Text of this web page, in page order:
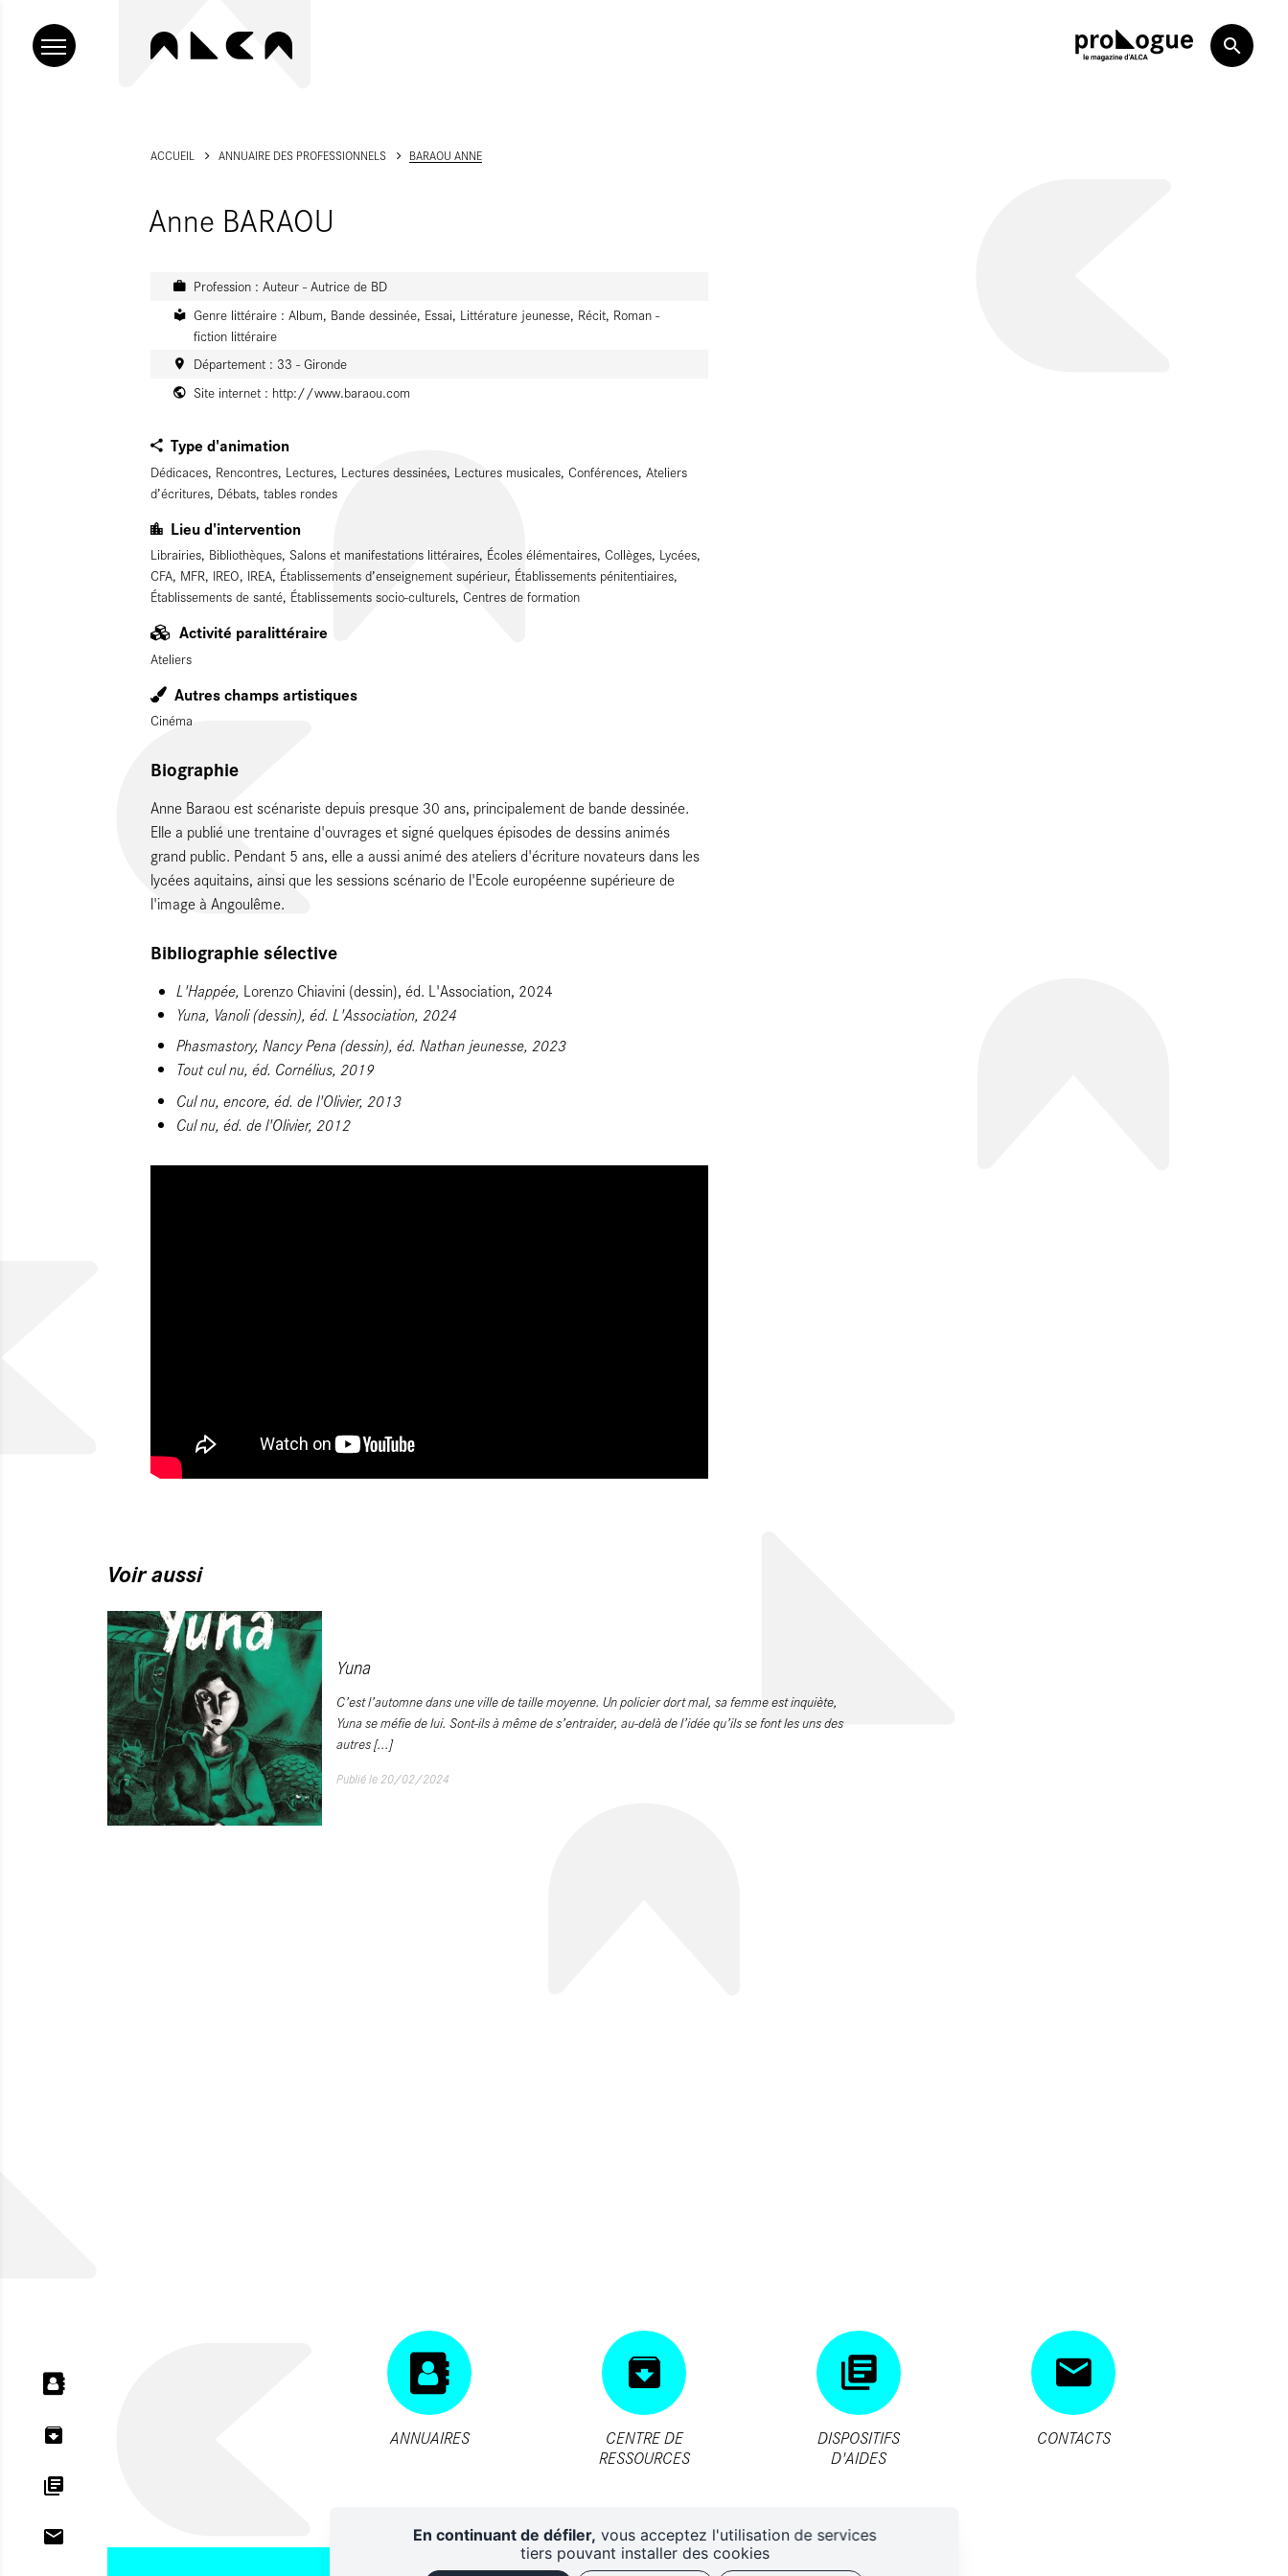
ACCUEIL ANNUAIRE DES PROFESSIONNELS BARAOU ANNE
Anne BARAOU
Profession : Auteur - Autrice de BD
Genre littéraire : Album, Bande dessinée, Essai, Littérature jeunesse, Récit, Roman -
fiction littéraire
Département : 33 - Gironde
Site internet : http://www.baraou.com
Type d'animation
Dédicaces, Rencontres, Lectures, Lectures dessinées, Lectures musicales, Conférences, Ateliers
d’écritures, Débats, tables rondes
Lieu d'intervention
Librairies, Bibliothèques, Salons et manifestations littéraires, Écoles élémentaires, Collèges, Lycées,
CFA, MFR, IREO, IREA, Établissements d’enseignement supérieur, Établissements pénitentiaires,
Établissements de santé, Établissements socio-culturels, Centres de formation
Activité paralittéraire
Ateliers
Autres champs artistiques
Cinéma
Biographie
Anne Baraou est scénariste depuis presque 30 ans, principalement de bande dessinée.
Elle a publié une trentaine d'ouvrages et signé quelques épisodes de dessins animés
grand public. Pendant 5 ans, elle a aussi animé des ateliers d'écriture novateurs dans les
lycées aquitains, ainsi que les sessions scénario de l'Ecole européenne supérieure de
l'image à Angoulême.
Bibliographie sélective
L'Happée, Lorenzo Chiavini (dessin), éd. L'Association, 2024
Yuna, Vanoli (dessin), éd. L'Association, 2024
Phasmastory, Nancy Pena (dessin), éd. Nathan jeunesse, 2023
Tout cul nu, éd. Cornélius, 2019
Cul nu, encore, éd. de l'Olivier, 2013
Cul nu, éd. de l'Olivier, 2012
Voir aussi
Yuna
C’est l’automne dans une ville de taille moyenne. Un policier dort mal, sa femme est inquiète,
Yuna se méfie de lui. Sont-ils à même de s’entraider, au-delà de l’idée qu’ils se font les uns des
autres [...]
Publié le 20/02/2024
ANNUAIRES
CENTRE DE
RESSOURCES
DISPOSITIFS
D'AIDES
CONTACTS
En continuant de défiler, vous acceptez l'utilisation de services
tiers pouvant installer des cookies